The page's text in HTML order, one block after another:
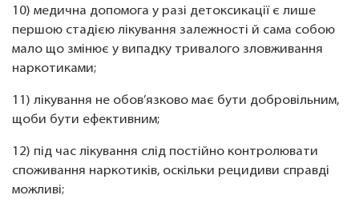
10) медична допомога у разі детоксикації є лише
першою стадією лікування залежності й сама собою
мало що змінює у випадку тривалого зловживання
наркотиками;
11) лікування не обов’язково має бути добровільним,
щоби бути ефективним;
12) під час лікування слід постійно контролювати
споживання наркотиків, оскільки рецидиви справді
можливі;